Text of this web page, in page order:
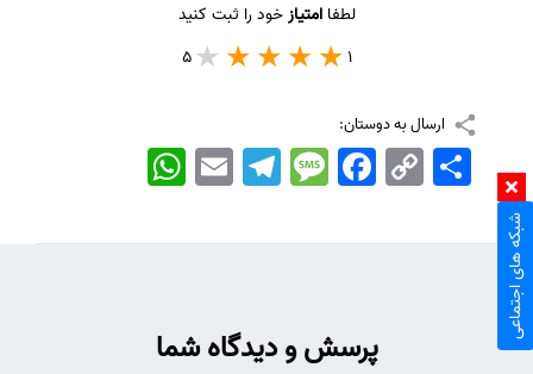
لطفاامتیازخود را ثبت کنید
1
5
ارسال به دوستان:
WhatsApp EmailTelegramMessageFacebook Copy
Link
اشتراک
پرسش و دیدگاه شما
شبکه های اجتماعی